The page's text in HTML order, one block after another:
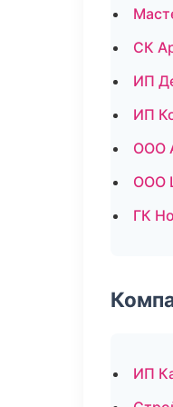
СК
ИП
ИП
ООО
ООО
ГК
ИП